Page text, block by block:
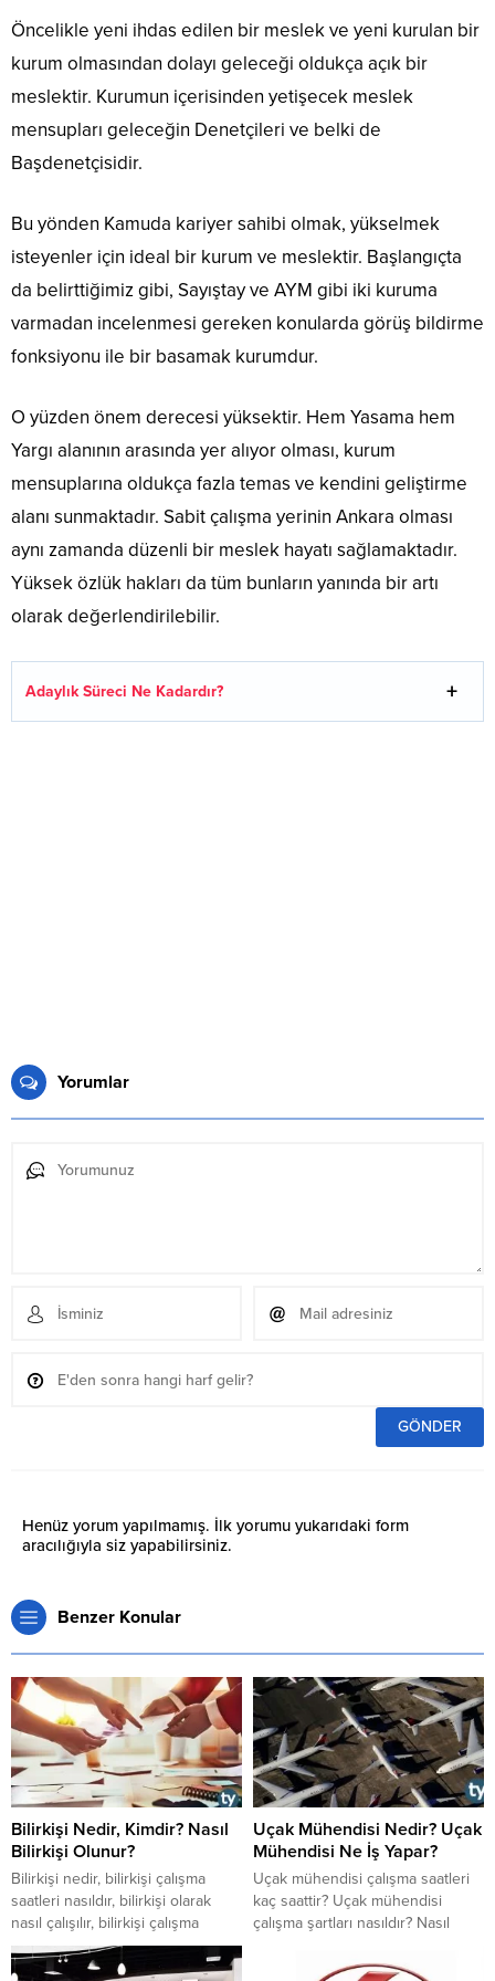
Öncelikle yeni ihdas edilen bir meslek ve yeni kurulan bir
kurum olmasından dolayı geleceği oldukça açık bir
meslektir. Kurumun içerisinden yetişecek meslek
mensupları geleceğin Denetçileri ve belki de
Başdenetçisidir.
Bu yönden Kamuda kariyer sahibi olmak, yükselmek
isteyenler için ideal bir kurum ve meslektir. Başlangıçta
da belirttiğimiz gibi, Sayıştay ve AYM gibi iki kuruma
varmadan incelenmesi gereken konularda görüş bildirme
fonksiyonu ile bir basamak kurumdur.
O yüzden önem derecesi yüksektir. Hem Yasama hem
Yargı alanının arasında yer alıyor olması, kurum
mensuplarına oldukça fazla temas ve kendini geliştirme
alanı sunmaktadır. Sabit çalışma yerinin Ankara olması
aynı zamanda düzenli bir meslek hayatı sağlamaktadır.
Yüksek özlük hakları da tüm bunların yanında bir artı
olarak değerlendirilebilir.
Adaylık Süreci Ne Kadardır?
Yorumlar
Henüz yorum yapılmamış. İlk yorumu yukarıdaki form
aracılığıyla siz yapabilirsiniz.
Benzer Konular
Bilirkişi Nedir, Kimdir? Nasıl
Bilirkişi Olunur?
Bilirkişi nedir, bilirkişi çalışma
saatleri nasıldır, bilirkişi olarak
nasıl çalışılır, bilirkişi çalışma
şartları nelerdir, bilirkişi görevleri
nelerdir, bilirkişi ne iş yapmaktadır
Uçak Mühendisi Nedir? Uçak
Mühendisi Ne İş Yapar?
​​​​​​​Uçak mühendisi çalışma saatleri
kaç saattir? Uçak mühendisi
çalışma şartları nasıldır? Nasıl
mühendisi ne iş yapar, görevleri